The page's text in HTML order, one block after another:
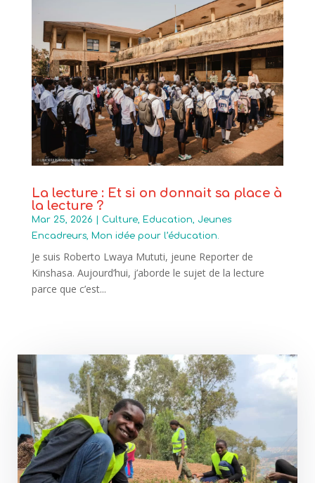
La lecture : Et si on donnait sa place à
la lecture ?
Mar 25, 2026 Culture, Education, Jeunes
Encadreurs, Mon idée pour l’éducation.
Je suis Roberto Lwaya Mututi, jeune Reporter de
Kinshasa. Aujourd’hui, j’aborde le sujet de la lecture
parce que c’est...